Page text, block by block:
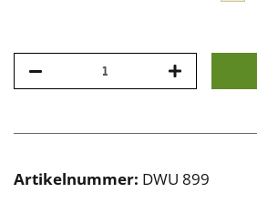
Artikelnummer: DWU 899